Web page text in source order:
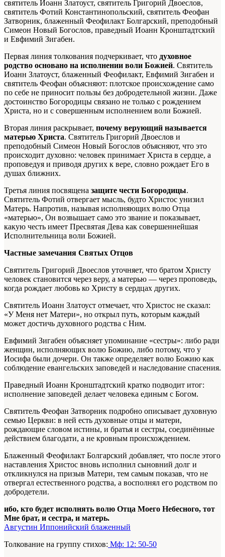
святитель Иоанн Златоуст, святитель Григорий Двоеслов,
святитель Фотий Константинопольский, святитель Феофан
Затворник, блаженный Феофилакт Болгарский, преподобный
Симеон Новый Богослов, праведный Иоанн Кронштадтский
и Евфимий Зигабен.
Первая линия толкования подчеркивает, что духовное
родство основано на исполнении воли Божией. Святитель
Иоанн Златоуст, блаженный Феофилакт, Евфимий Зигабен и
святитель Феофан объясняют: плотское происхождение само
по себе не приносит пользы без добродетельной жизни. Даже
достоинство Богородицы связано не только с рождением
Христа, но и с совершенным исполнением воли Божией.
Вторая линия раскрывает, почему верующий называется
матерью Христа. Святитель Григорий Двоеслов и
преподобный Симеон Новый Богослов объясняют, что это
происходит духовно: человек принимает Христа в сердце, а
проповедуя и приводя других к вере, словно рождает Его в
душах ближних.
Третья линия посвящена защите чести Богородицы.
Святитель Фотий отвергает мысль, будто Христос унизил
Матерь. Напротив, называя исполняющих волю Отца
«матерью», Он возвышает само это звание и показывает,
какую честь имеет Пресвятая Дева как совершеннейшая
Исполнительница воли Божией.
Частные замечания Святых Отцов
Святитель Григорий Двоеслов уточняет, что братом Христу
человек становится через веру, а матерью — через проповедь,
когда рождает любовь ко Христу в сердцах других.
Святитель Иоанн Златоуст отмечает, что Христос не сказал:
«У Меня нет Матери», но открыл путь, которым каждый
может достичь духовного родства с Ним.
Евфимий Зигабен объясняет упоминание «сестры»: либо ради
женщин, исполняющих волю Божию, либо потому, что у
Иосифа были дочери. Он также определяет волю Божию как
соблюдение евангельских заповедей и наследование спасения.
Праведный Иоанн Кронштадтский кратко подводит итог:
исполнение заповедей делает человека единым с Богом.
Святитель Феофан Затворник подробно описывает духовную
семью Церкви: в ней есть духовные отцы и матери,
рождающие словом истины, и братья и сестры, соединённые
действием благодати, а не кровным происхождением.
Блаженный Феофилакт Болгарский добавляет, что после этого
наставления Христос вновь исполнил сыновний долг и
откликнулся на призыв Матери, тем самым показав, что не
отвергал естественного родства, а восполнял его родством по
добродетели.
ибо, кто будет исполнять волю Отца Моего Небесного, тот
Мне брат, и сестра, и матерь.
Августин Иппонийский блаженный
Толкование на группу стихов: Мф: 12: 50-50